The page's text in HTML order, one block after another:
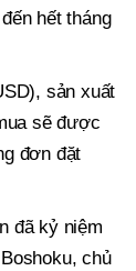
hết tháng
sản xuất
sẽ được
đơn đặt
đã kỷ niệm
chủ